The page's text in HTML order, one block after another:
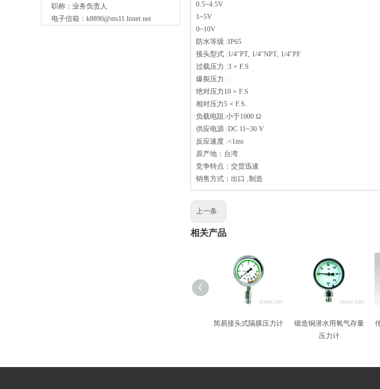
职称：业务负责人
电子信箱： k8890@ms11.hinet.net
0.5~4.5V
1~5V
0~10V
防水等级 :IP65
接头型式 :1/4''PT, 1/4''NPT, 1/4''PF
过载压力 :3 × F.S
爆裂压力 :
绝对压力10 × F.S
相对压力5 × F.S.
负载电阻:小于1000 Ω
供应电源 :DC 11~30 V
反应速度 :<1ms
原产地：台湾
竞争特点：交货迅速
销售方式：出口 ,制造
上一条:
相关产品
简易接头式隔膜压力计
锻造铜潜水用氧气存量
压力计